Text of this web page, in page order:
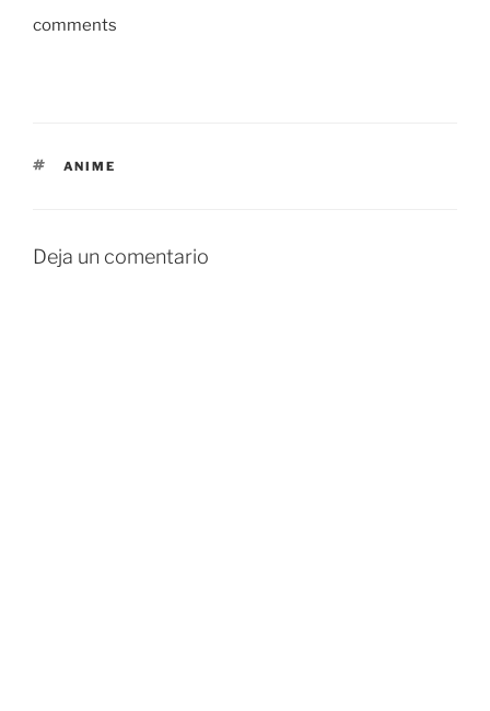
comments
ETIQUETAS
ANIME
Deja un comentario